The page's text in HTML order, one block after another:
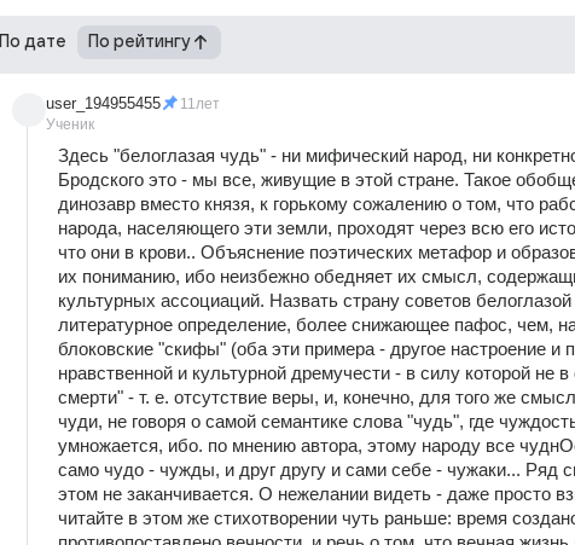
По дате По рейтингу
user_194955455
Ученик
11лет
Здесь "белоглазая чудь" - ни мифический народ, ни
Бродского это - мы все, живущие в этой стране. Такое
динозавр вместо князя, к горькому сожалению о том, что
народа, населяющего эти земли, проходят через всю его
что они в крови.. Объяснение поэтических метафор и
их пониманию, ибо неизбежно обедняет их смысл,
культурных ассоциаций. Назвать страну советов
литературное определение, более снижающее пафос, чем,
блоковские "скифы" (оба эти примера - другое настроение и
нравственной и культурной дремучести - в силу которой не
смерти" - т. е. отсутствие веры, и, конечно, для того же
чуди, не говоря о самой семантике слова "чудь", где
умножается, ибо. по мнению автора, этому народу все
само чудо - чужды, и друг другу и сами себе - чужаки... Ряд
этом не заканчивается. О нежелании видеть - даже просто
читайте в этом же стихотворении чуть раньше: время